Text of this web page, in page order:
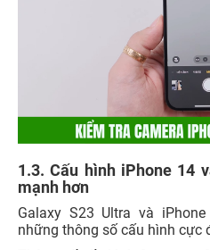
1.3. Cấu hình iPhone 14
mạnh hơn
Galaxy S23 Ultra và
những thông số cấu hình cực